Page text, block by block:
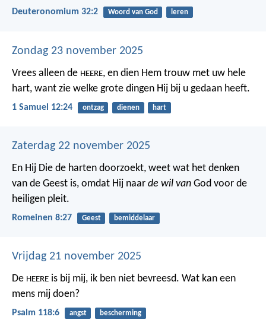
Deuteronomium 32:2 Woord van God leren
Zondag 23 november 2025
Vrees alleen de HEERE, en dien Hem trouw met uw hele
hart, want zie welke grote dingen Hij bij u gedaan heeft.
1 Samuel 12:24 ontzag dienen hart
Zaterdag 22 november 2025
En Hij Die de harten doorzoekt, weet wat het denken
van de Geest is, omdat Hij naar de wil van God voor de
heiligen pleit.
Romeinen 8:27 Geest bemiddelaar
Vrijdag 21 november 2025
De HEERE is bij mij, ik ben niet bevreesd. Wat kan een
mens mij doen?
Psalm 118:6 angst bescherming